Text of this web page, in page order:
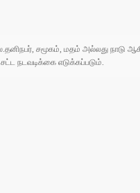
சமூகம், மதம் அல்லது நாடு
நடவடிக்கை எடுக்கப்படும்.